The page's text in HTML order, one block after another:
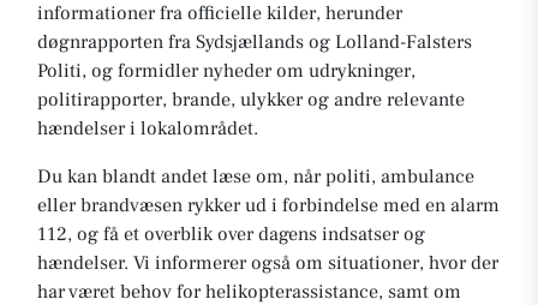
informationer fra officielle kilder, herunder
døgnrapporten fra Sydsjællands og Lolland-Falsters
Politi, og formidler nyheder om udrykninger,
politirapporter, brande, ulykker og andre relevante
hændelser i lokalområdet.
Du kan blandt andet læse om, når politi, ambulance
eller brandvæsen rykker ud i forbindelse med en alarm
112, og få et overblik over dagens indsatser og
hændelser. Vi informerer også om situationer, hvor der
har været behov for helikopterassistance, samt om